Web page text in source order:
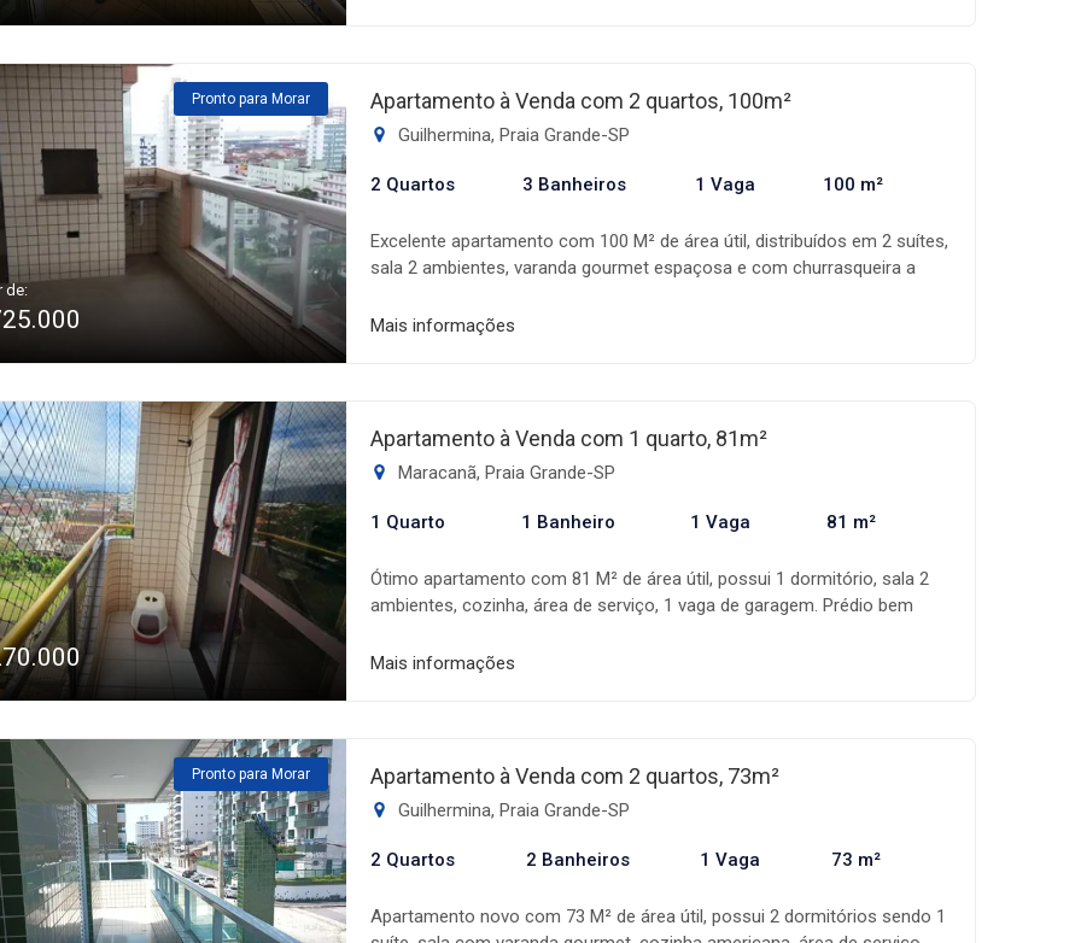
Pronto para Morar
de:
Apartamento à Venda com 2 quartos, 100m²
Guilhermina, Praia Grande-SP
2 Quartos 3 Banheiros 1 Vaga 100 m²
Excelente apartamento com 100 M² de área útil, distribuídos em 2 suítes,
sala 2 ambientes, varanda gourmet espaçosa e com churrasqueira a
conta com: elevadores, portaria 24 horas, piscina, ofurô, quadras, salão
de vida e tudo isso a 150 metros da praia. Agende já uma visita com um
de nossos corretores.
Mais informações
Apartamento à Venda com 1 quarto, 81m²
Maracanã, Praia Grande-SP
1 Quarto 1 Banheiro 1 Vaga 81 m²
Ótimo apartamento com 81 M² de área útil, possui 1 dormitório, sala 2
ambientes, cozinha, área de serviço, 1 vaga de garagem. Prédio bem
prédio conta com: piscina na cobertura, salão de festas, brinquedoteca
Mais informações
Pronto para Morar Apartamento à Venda com 2 quartos, 73m²
Guilhermina, Praia Grande-SP
2 Quartos 2 Banheiros 1 Vaga 73 m²
Apartamento novo com 73 M² de área útil, possui 2 dormitórios sendo 1